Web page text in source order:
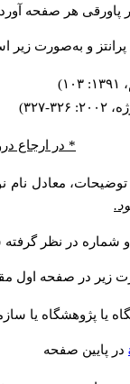
پاورقی هر صفحه
پرانتز و به‌صورت زیر
۳۲۷)
* در ارجاع
معادل
شماره در نظر
زیر در صفحه اول
یا پژوهشگاه یا
در پايين صفحه